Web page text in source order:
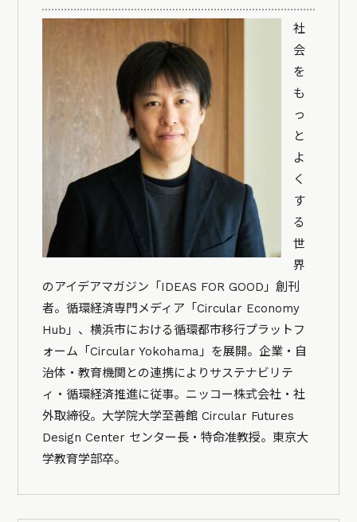
社
会
を
も
っ
と
よ
く
す
る
世
界
のアイデアマガジン「IDEAS FOR GOOD」創刊
者。循環経済専門メディア「Circular Economy
Hub」、横浜市における循環都市移行プラットフ
ォーム「Circular Yokohama」を展開。企業・自
治体・教育機関との連携によりサステナビリテ
ィ・循環経済推進に従事。ニッコー株式会社・社
外取締役。大学院大学至善館 Circular Futures
Design Center センター長・特命准教授。東京大
学教育学部卒。